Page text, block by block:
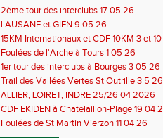
2ème tour des interclubs 17 05 26
LAUSANE et GIEN 9 05 26
15KM Internationaux et CDF 10KM 3 et
Foulées de l'Arche à Tours 1 05 26
1er tour des interclubs à Bourges 3 05 26
Trail des Vallées Vertes St Outrille 3 5 26
ALLIER, LOIRET, INDRE 25/26 04 2026
CDF EKIDEN à Chatelaillon-Plage 19 04
Foulées de St Martin Vierzon 11 04 26